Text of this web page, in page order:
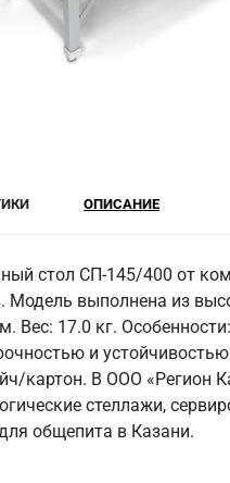
ОПИСАНИЕ
стол СП-145/400 от
Модель выполнена из
Вес: 17.0 кг.
и
картон. В ООО «Регион
стеллажи,
общепита в Казани.